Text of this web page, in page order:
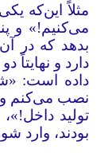
مثلاً ‌این‌که
می‌کنیم!» و
بدهد که در
دارد و نهایتاً
داده است:
نصب می‌کنم و
تولید
بودند، وارد